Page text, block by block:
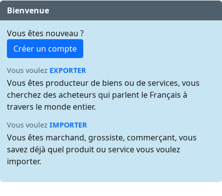
Bienvenue
Vous êtes nouveau ?
Créer un compte
Vous voulez EXPORTER
Vous êtes producteur de biens ou de services, vous
cherchez des acheteurs qui parlent le Français à
travers le monde entier.
Vous voulezIMPORTER
Vous êtes marchand, grossiste, commerçant, vous
savez déjà quel produit ou service vous voulez
importer.